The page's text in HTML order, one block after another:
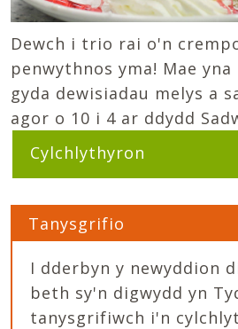
Dewch i trio rai o'n
penwythnos yma! Mae
gyda dewisiadau melys a
agor o 10 i 4 ar ddydd
Cylchlythyron
Tanysgrifio
I dderbyn y newyddion
beth sy'n digwydd yn
tanysgrifiwch i'n